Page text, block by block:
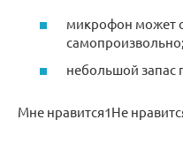
микрофон может
самопроизвольно;
небольшой запас
Мне нравится1Не